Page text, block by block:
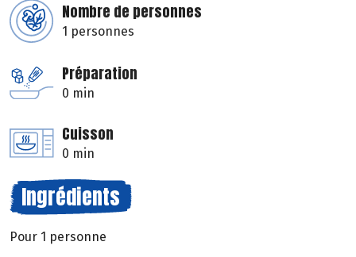
Nombre de personnes
1 personnes
Préparation
0 min
Cuisson
0 min
Ingrédients
Pour 1 personne